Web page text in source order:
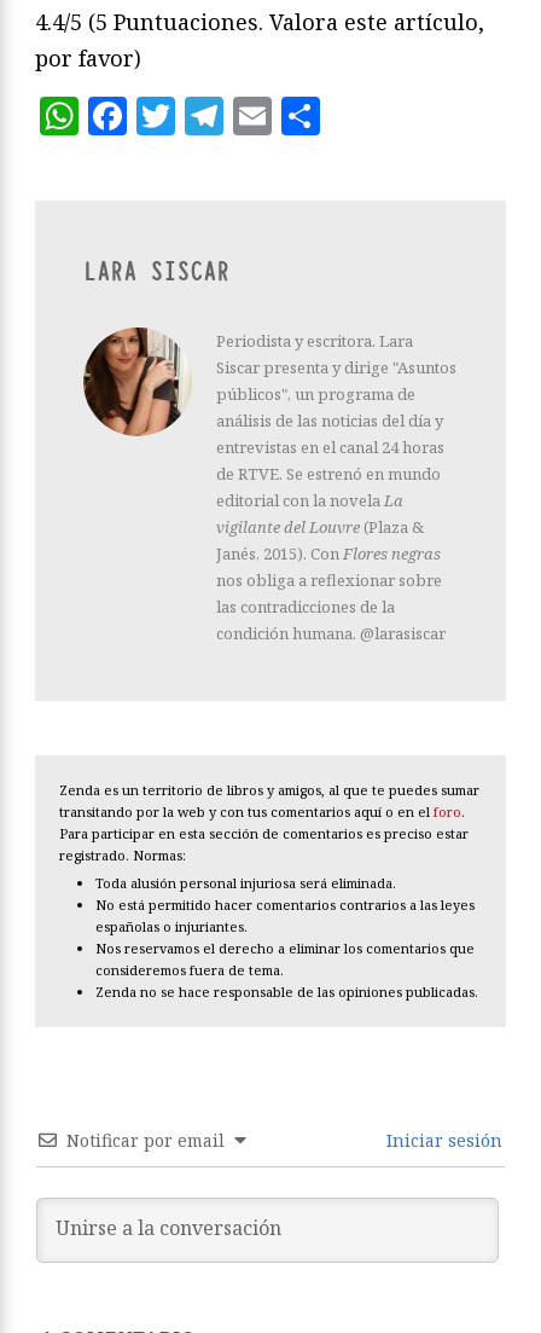
4.4/5 (5 Puntuaciones. Valora este artículo,
por favor)
WhatsApp
Facebook
Twitter
Telegram
Email
LARA SISCAR
Periodista y escritora. Lara
Siscar presenta y dirige "Asuntos
públicos", un programa de
análisis de las noticias del día y
entrevistas en el canal 24 horas
de RTVE. Se estrenó en mundo
editorial con la novela La
vigilante del Louvre (Plaza &
Janés, 2015). Con Flores negras
nos obliga a reflexionar sobre
las contradicciones de la
condición humana. @larasiscar
Zenda es un territorio de libros y amigos, al que te puedes sumar
transitando por la web y con tus comentarios aquí o en el foro.
Para participar en esta sección de comentarios es preciso estar
registrado. Normas:
Toda alusión personal injuriosa será eliminada.
No está permitido hacer comentarios contrarios a las leyes
españolas o injuriantes.
Nos reservamos el derecho a eliminar los comentarios que
consideremos fuera de tema.
Zenda no se hace responsable de las opiniones publicadas.
Notificar por email Iniciar sesión